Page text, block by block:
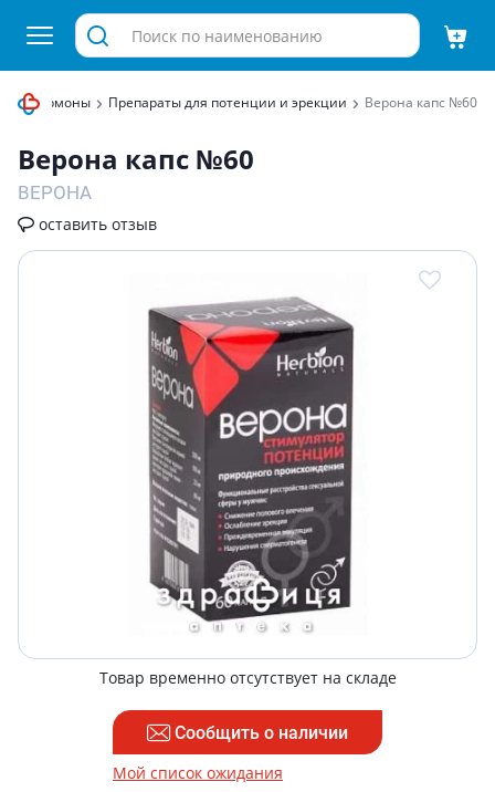
гормоны Препараты для потенции и эрекции Верона капс №60
Верона капс №60
ВЕРОНА
оставить отзыв
Товар временно отсутствует на складе
Сообщить о наличии
Мой список ожидания